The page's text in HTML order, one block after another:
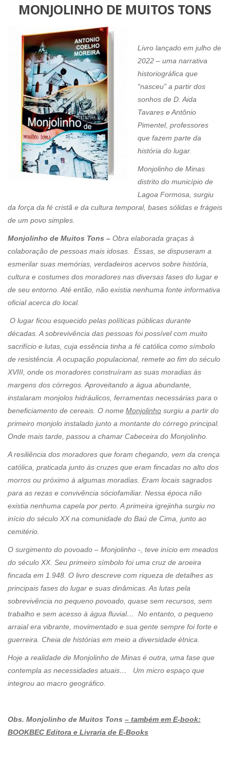
MONJOLINHO DE MUITOS TONS
Livro lançado em julho de
2022 – uma narrativa
historiográfica que
“nasceu” a partir dos
sonhos de D. Aida
Tavares e Antônio
Pimentel, professores
que fazem parte da
história do lugar.
Monjolinho de Minas
distrito do município de
Lagoa Formosa, surgiu
da força da fé cristã e da cultura temporal, bases sólidas e frágeis
de um povo simples.
Monjolinho de Muitos Tons – Obra elaborada graças à
colaboração de pessoas mais idosas. Essas, se dispuseram a
esmerilar suas memórias, verdadeiros acervos sobre história,
cultura e costumes dos moradores nas diversas fases do lugar e
de seu entorno. Até então, não existia nenhuma fonte informativa
oficial acerca do local.
O lugar ficou esquecido pelas políticas públicas durante
décadas. A sobrevivência das pessoas foi possível com muito
sacrifício e lutas, cuja essência tinha a fé católica como símbolo
de resistência. A ocupação populacional, remete ao fim do século
XVIII, onde os moradores construíram as suas moradias às
margens dos córregos. Aproveitando a água abundante,
instalaram monjolos hidráulicos, ferramentas necessárias para o
beneficiamento de cereais. O nome Monjolinho surgiu a partir do
primeiro monjolo instalado junto a montante do córrego principal.
Onde mais tarde, passou a chamar Cabeceira do Monjolinho.
A resiliência dos moradores que foram chegando, vem da crença
católica, praticada junto às cruzes que eram fincadas no alto dos
morros ou próximo à algumas moradias. Eram locais sagrados
para as rezas e convivência sóciofamiliar. Nessa época não
existia nenhuma capela por perto. A primeira igrejinha surgiu no
início do século XX na comunidade do Baú de Cima, junto ao
cemitério.
O surgimento do povoado – Monjolinho -, teve início em meados
do século XX. Seu primeiro símbolo foi uma cruz de aroeira
fincada em 1.948. O livro descreve com riqueza de detalhes as
principais fases do lugar e suas dinâmicas. As lutas pela
sobrevivência no pequeno povoado, quase sem recursos, sem
trabalho e sem acesso à água fluvial… No entanto, o pequeno
arraial era vibrante, movimentado e sua gente sempre foi forte e
guerreira. Cheia de histórias em meio a diversidade étnica.
Hoje a realidade de Monjolinho de Minas é outra, uma fase que
contempla as necessidades atuais… Um micro espaço que
integrou ao macro geográfico.
Obs. Monjolinho de Muitos Tons – também em E-book:
BOOKBEC Editora e Livraria de E-Books